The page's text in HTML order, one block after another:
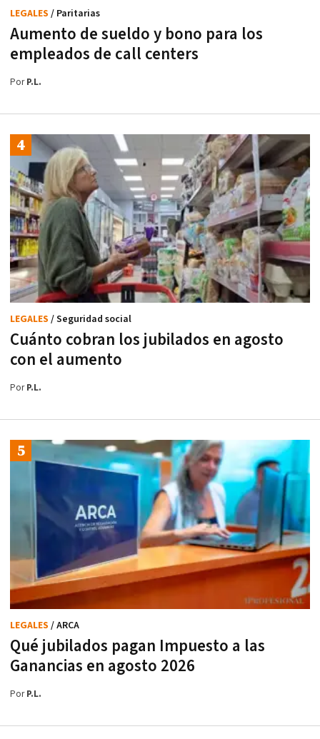
Aumento de sueldo y bono para los
empleados de call centers
LEGALES / Paritarias
PorP.L.
Cuánto cobran los jubilados en agosto
con el aumento
LEGALES / Seguridad social
PorP.L.
Qué jubilados pagan Impuesto a las
Ganancias en agosto 2026
LEGALES / ARCA
PorP.L.